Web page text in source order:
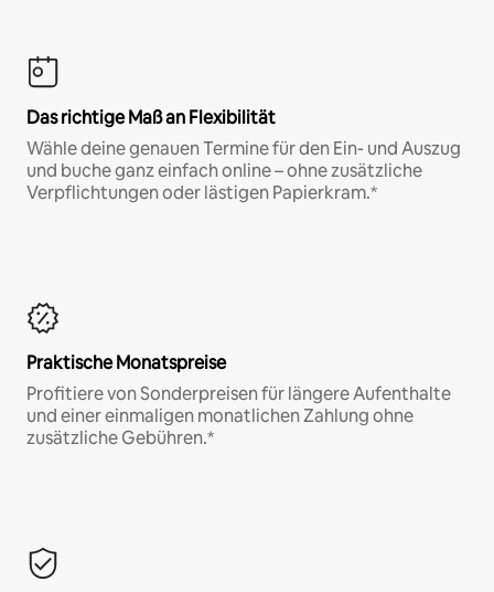
Das richtige Maß an Flexibilität
Wähle deine genauen Termine für den Ein- und Auszug
und buche ganz einfach online – ohne zusätzliche
Verpflichtungen oder lästigen Papierkram.*
Praktische Monatspreise
Profitiere von Sonderpreisen für längere Aufenthalte
und einer einmaligen monatlichen Zahlung ohne
zusätzliche Gebühren.*